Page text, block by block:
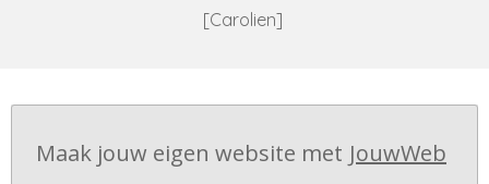
[Carolien]
Maak jouw eigen website met JouwWeb